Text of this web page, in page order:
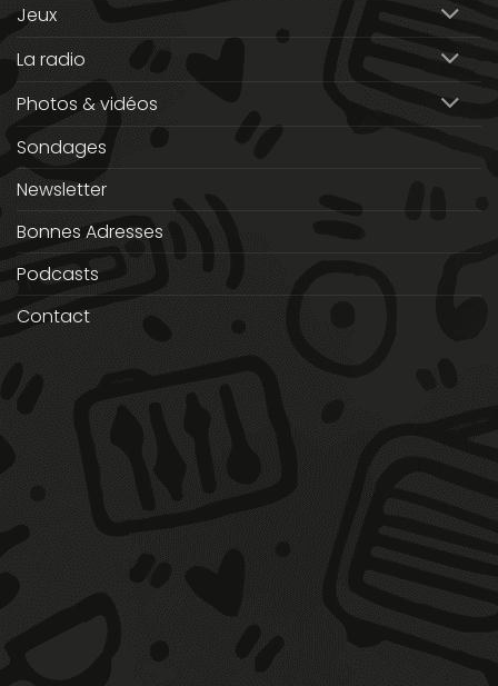
Jeux
La radio
Photos & vidéos
Sondages
Newsletter
Bonnes Adresses
Podcasts
Contact